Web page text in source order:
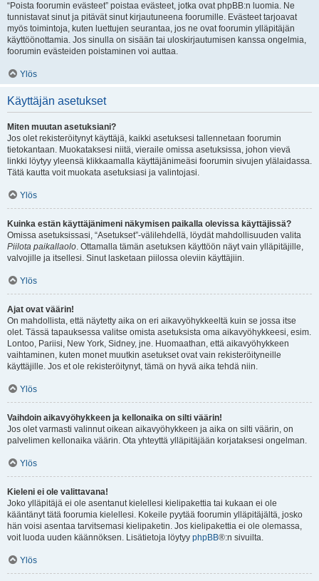
“Poista foorumin evästeet” poistaa evästeet, jotka ovat phpBB:n luomia. Ne
tunnistavat sinut ja pitävät sinut kirjautuneena foorumille. Evästeet tarjoavat
myös toimintoja, kuten luettujen seurantaa, jos ne ovat foorumin ylläpitäjän
käyttöönottamia. Jos sinulla on sisään tai uloskirjautumisen kanssa ongelmia,
foorumin evästeiden poistaminen voi auttaa.
Ylös
Käyttäjän asetukset
Miten muutan asetuksiani?
Jos olet rekisteröitynyt käyttäjä, kaikki asetuksesi tallennetaan foorumin
tietokantaan. Muokataksesi niitä, vieraile omissa asetuksissa, johon vievä
linkki löytyy yleensä klikkaamalla käyttäjänimeäsi foorumin sivujen ylälaidassa.
Tätä kautta voit muokata asetuksiasi ja valintojasi.
Ylös
Kuinka estän käyttäjänimeni näkymisen paikalla olevissa käyttäjissä?
Omissa asetuksissasi, “Asetukset”-välilehdellä, löydät mahdollisuuden valita
Piilota paikallaolo. Ottamalla tämän asetuksen käyttöön näyt vain ylläpitäjille,
valvojille ja itsellesi. Sinut lasketaan piilossa oleviin käyttäjiin.
Ylös
Ajat ovat väärin!
On mahdollista, että näytetty aika on eri aikavyöhykkeeltä kuin se jossa itse
olet. Tässä tapauksessa valitse omista asetuksista oma aikavyöhykkeesi, esim.
Lontoo, Pariisi, New York, Sidney, jne. Huomaathan, että aikavyöhykkeen
vaihtaminen, kuten monet muutkin asetukset ovat vain rekisteröityneille
käyttäjille. Jos et ole rekisteröitynyt, tämä on hyvä aika tehdä niin.
Ylös
Vaihdoin aikavyöhykkeen ja kellonaika on silti väärin!
Jos olet varmasti valinnut oikean aikavyöhykkeen ja aika on silti väärin, on
palvelimen kellonaika väärin. Ota yhteyttä ylläpitäjään korjataksesi ongelman.
Ylös
Kieleni ei ole valittavana!
Joko ylläpitäjä ei ole asentanut kielellesi kielipakettia tai kukaan ei ole
kääntänyt tätä foorumia kielellesi. Kokeile pyytää foorumin ylläpitäjältä, josko
hän voisi asentaa tarvitsemasi kielipaketin. Jos kielipakettia ei ole olemassa,
voit luoda uuden käännöksen. Lisätietoja löytyy phpBB®:n sivuilta.
Ylös